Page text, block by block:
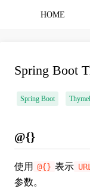
HOME
Spring Boot
Spring Boot
@{}
使用 @{} 表示 URL
参数。